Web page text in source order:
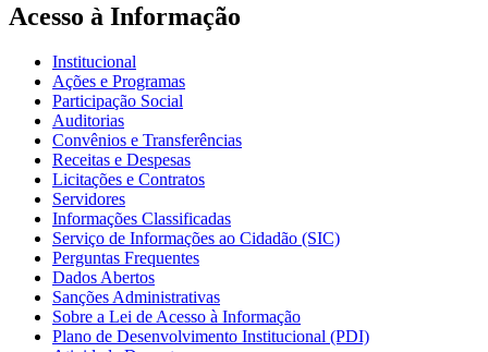
Acesso à Informação
Institucional
Ações e Programas
Participação Social
Auditorias
Convênios e Transferências
Receitas e Despesas
Licitações e Contratos
Servidores
Informações Classificadas
Serviço de Informações ao Cidadão (SIC)
Perguntas Frequentes
Dados Abertos
Sanções Administrativas
Sobre a Lei de Acesso à Informação
Plano de Desenvolvimento Institucional (PDI)